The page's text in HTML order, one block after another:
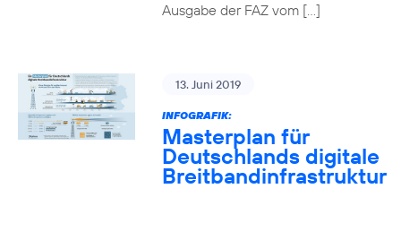
Ausgabe der FAZ vom […]
13. Juni 2019
INFOGRAFIK:
Masterplan für
Deutschlands digitale
Breitbandinfrastruktur